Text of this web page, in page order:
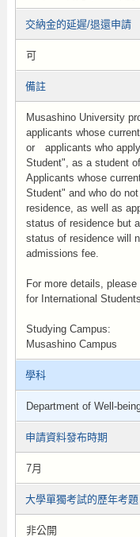
交納金的延遲/退還申請
可
備註
Musashino University
applicants whose
or applicants who
Student", as a student
Applicants whose
Student" and who do
residence, as well as
status of residence but
status of residence will
admissions fee.
For more details,
for International
Studying Campus:
Musashino Campus
學科
Department of Well-
申請資料發布時期
7月
大學單獨考試的歷年考題
非公開